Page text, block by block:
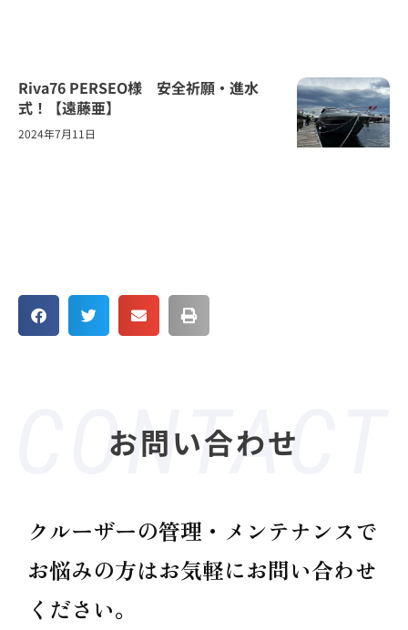
Riva76 PERSEO様 安全祈願・進水
式！【遠藤亜】
2024年7月11日
お問い合わせ
クルーザーの管理・メンテナンスで
お悩みの方はお気軽にお問い合わせ
ください。